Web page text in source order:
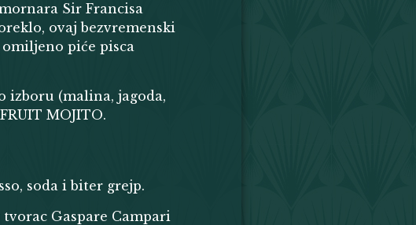
Sir Francisa
ovaj bezvremenski
piće pisca
izboru (malina, jagoda,
MOJITO.
soda i biter grejp.
Gaspare Campari